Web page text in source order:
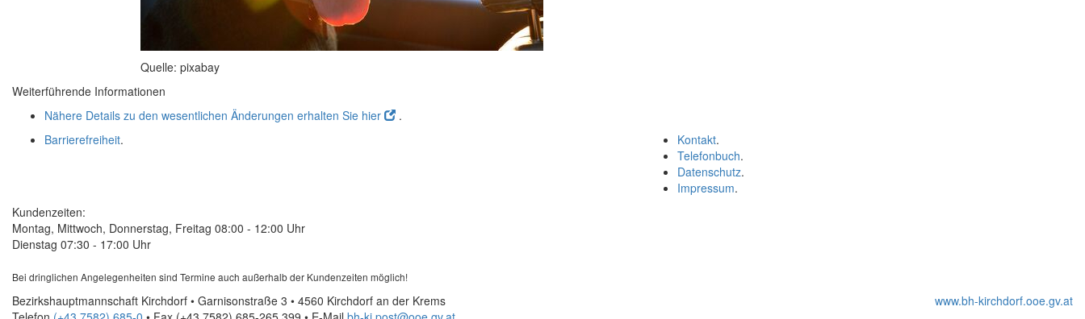
Quelle: pixabay
Weiterführende Informationen
Nähere Details zu den wesentlichen Änderungen erhalten Sie hier
.
Kontakt.
Telefonbuch.
Datenschutz.
Impressum.
Barrierefreiheit.
Kundenzeiten:
Montag, Mittwoch, Donnerstag, Freitag 08:00 - 12:00 Uhr
Dienstag 07:30 - 17:00 Uhr
Bei dringlichen Angelegenheiten sind Termine auch außerhalb der Kundenzeiten möglich!
Bezirkshauptmannschaft Kirchdorf • Garnisonstraße 3 • 4560 Kirchdorf an der Krems
www.bh-kirchdorf.ooe.gv.at